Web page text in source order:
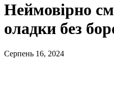
Неймовірно
оладки без
Серпень 16, 2024